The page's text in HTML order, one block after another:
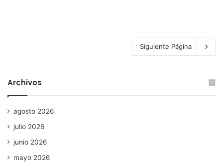
Siguiente Página
Archivos
agosto 2026
julio 2026
junio 2026
mayo 2026